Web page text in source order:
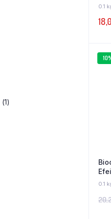
0.1
Ml
0.1
(1)